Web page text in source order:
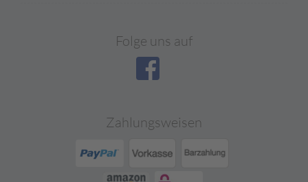
Folge uns auf
Zahlungsweisen